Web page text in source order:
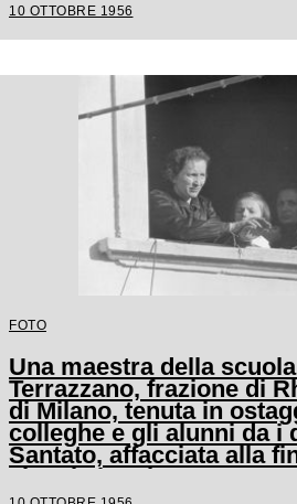
10 OTTOBRE 1956
FOTO
Una maestra della
Terrazzano, frazione di
di Milano, tenuta in
colleghe e gli alunni da i
Santato, affacciata alla
alcuni alunni